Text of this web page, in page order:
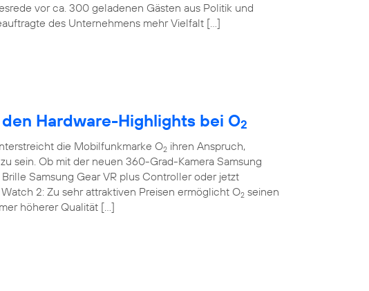
vor ca. 300 geladenen Gästen aus Politik und
des Unternehmens mehr Vielfalt […]
Hardware-Highlights bei O2
die Mobilfunkmarke O2 ihren Anspruch,
sein. Ob mit der neuen 360-Grad-Kamera Samsung
Samsung Gear VR plus Controller oder jetzt
2: Zu sehr attraktiven Preisen ermöglicht O2 seinen
höherer Qualität […]